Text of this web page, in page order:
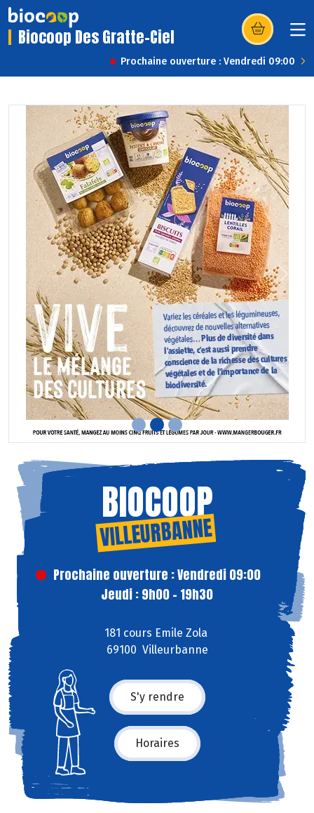
Biocoop Des Gratte-Ciel (s’ouvre dans
Prochaine ouverture : Vendredi 09:00
Previous Next
BIOCOOP
VILLEURBANNE
Prochaine ouverture : Vendredi 09:00
Jeudi : 9h00 - 19h30
181 cours Emile Zola
69100 Villeurbanne
S'y rendre
Horaires